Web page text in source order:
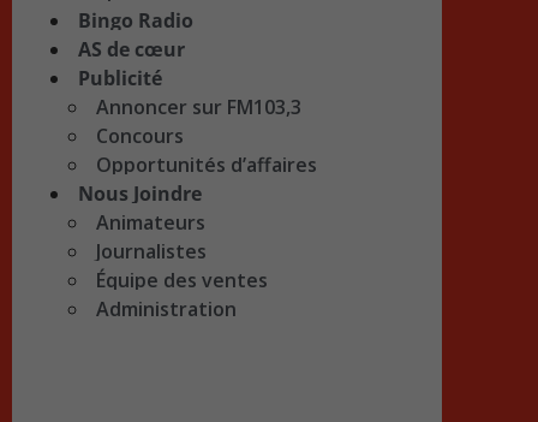
Bingo Radio
AS de cœur
Publicité
Annoncer sur FM103,3
Concours
Opportunités d’affaires
Nous Joindre
Animateurs
Journalistes
Équipe des ventes
Administration